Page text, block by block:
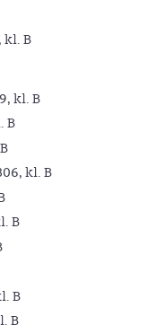
kl. B
kl. B
B
kl. B
B
B
B